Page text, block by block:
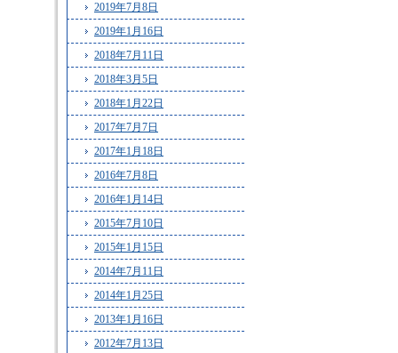
2019年7月8日
2019年1月16日
2018年7月11日
2018年3月5日
2018年1月22日
2017年7月7日
2017年1月18日
2016年7月8日
2016年1月14日
2015年7月10日
2015年1月15日
2014年7月11日
2014年1月25日
2013年1月16日
2012年7月13日